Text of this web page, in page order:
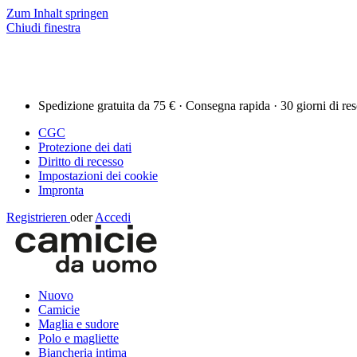
Zum Inhalt springen
Chiudi finestra
Spedizione gratuita da 75 € · Consegna rapida · 30 giorni di
CGC
Protezione dei dati
Diritto di recesso
Impostazioni dei cookie
Impronta
Registrieren oder Accedi
Nuovo
Camicie
Maglia e sudore
Polo e magliette
Biancheria intima